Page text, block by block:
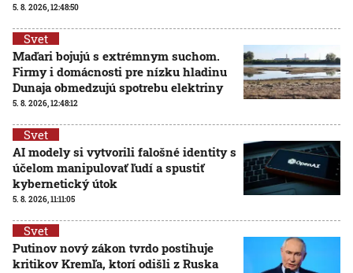
5. 8. 2026, 12:48:50
Svet
Maďari bojujú s extrémnym suchom.
Firmy i domácnosti pre nízku hladinu
Dunaja obmedzujú spotrebu elektriny
5. 8. 2026, 12:48:12
Svet
AI modely si vytvorili falošné identity s
účelom manipulovať ľudí a spustiť
kybernetický útok
5. 8. 2026, 11:11:05
Svet
Putinov nový zákon tvrdo postihuje
kritikov Kremľa, ktorí odišli z Ruska